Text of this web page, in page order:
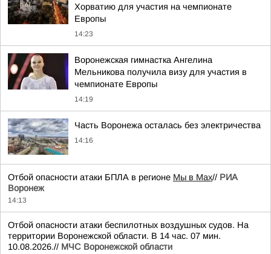
Хорватию для участия на чемпионате
Европы
14:23
Воронежская гимнастка Ангелина
Мельникова получила визу для участия в
чемпионате Европы
14:19
Часть Воронежа осталась без электричества
14:16
Отбой опасности атаки БПЛА в регионе Мы в Мах// РИА
Воронеж
14:13
Отбой опасности атаки беспилотных воздушных судов. На
территории Воронежской области. В 14 час. 07 мин.
10.08.2026.// МЧС Воронежской области